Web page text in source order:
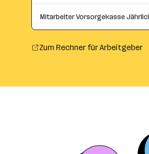
Mitarbeiter Vorsorgekasse
Zum Rechner für Arbeitgeber